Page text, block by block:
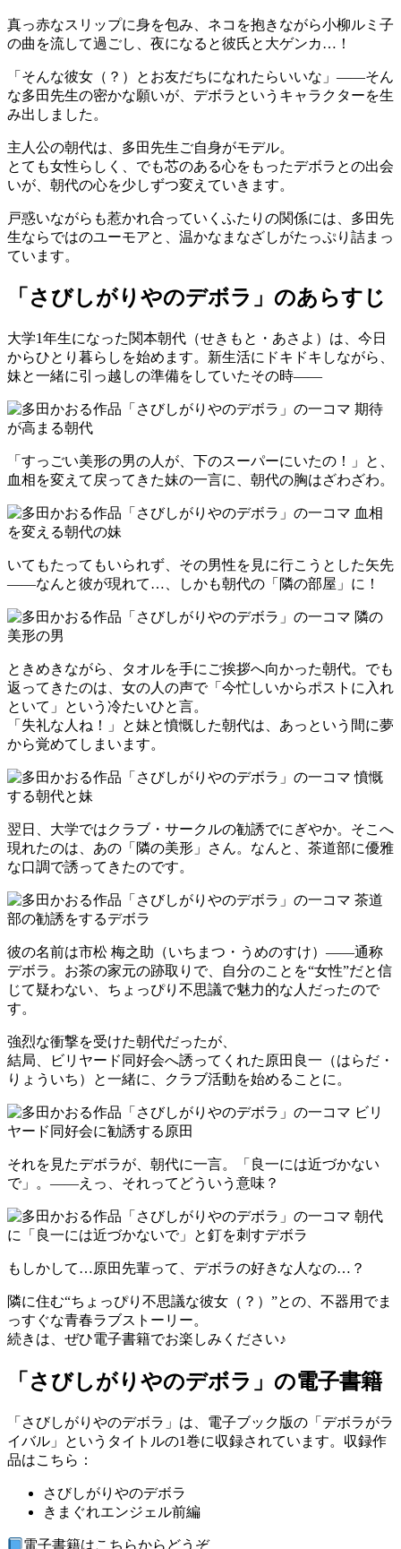
真っ赤なスリップに身を包み、ネコを抱きながら小柳ルミ子
の曲を流して過ごし、夜になると彼氏と大ゲンカ…！
「そんな彼女（？）とお友だちになれたらいいな」――そん
な多田先生の密かな願いが、デボラというキャラクターを生
み出しました。
主人公の朝代は、多田先生ご自身がモデル。
とても女性らしく、でも芯のある心をもったデボラとの出会
いが、朝代の心を少しずつ変えていきます。
戸惑いながらも惹かれ合っていくふたりの関係には、多田先
生ならではのユーモアと、温かなまなざしがたっぷり詰まっ
ています。
「さびしがりやのデボラ」のあらすじ
大学1年生になった関本朝代（せきもと・あさよ）は、今日
からひとり暮らしを始めます。新生活にドキドキしながら、
妹と一緒に引っ越しの準備をしていたその時――
「すっごい美形の男の人が、下のスーパーにいたの！」と、
血相を変えて戻ってきた妹の一言に、朝代の胸はざわざわ。
いてもたってもいられず、その男性を見に行こうとした矢先
――なんと彼が現れて…、しかも朝代の「隣の部屋」に！
ときめきながら、タオルを手にご挨拶へ向かった朝代。でも
返ってきたのは、女の人の声で「今忙しいからポストに入れ
といて」という冷たいひと言。
「失礼な人ね！」と妹と憤慨した朝代は、あっという間に夢
から覚めてしまいます。
翌日、大学ではクラブ・サークルの勧誘でにぎやか。そこへ
現れたのは、あの「隣の美形」さん。なんと、茶道部に優雅
な口調で誘ってきたのです。
彼の名前は市松 梅之助（いちまつ・うめのすけ）――通称
デボラ。お茶の家元の跡取りで、自分のことを“女性”だと信
じて疑わない、ちょっぴり不思議で魅力的な人だったので
す。
強烈な衝撃を受けた朝代だったが、
結局、ビリヤード同好会へ誘ってくれた原田良一（はらだ・
りょういち）と一緒に、クラブ活動を始めることに。
それを見たデボラが、朝代に一言。「良一には近づかない
で」。――えっ、それってどういう意味？
もしかして…原田先輩って、デボラの好きな人なの…？
隣に住む“ちょっぴり不思議な彼女（？）”との、不器用でま
っすぐな青春ラブストーリー。
続きは、ぜひ電子書籍でお楽しみください♪
「さびしがりやのデボラ」の電子書籍
「さびしがりやのデボラ」は、電子ブック版の「デボラがラ
イバル」というタイトルの1巻に収録されています。収録作
品はこちら：
さびしがりやのデボラ
きまぐれエンジェル前編
電子書籍はこちらからどうぞ